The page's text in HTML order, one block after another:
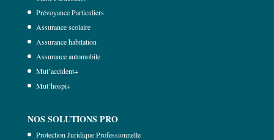
Prévoyance Particuliers
Assurance scolaire
Assurance habitation
Assurance automobile
Mut’accident+
Mut’hospi+
NOS SOLUTIONS PRO
Protection Juridique Professionnelle